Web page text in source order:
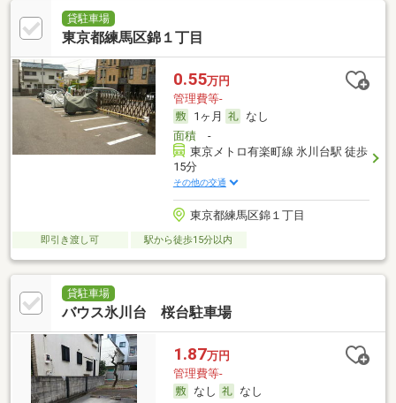
貸駐車場
東京都練馬区錦１丁目
0.55万円
管理費等-
1ヶ月
なし
面積-
東京メトロ有楽町線 氷川台駅 徒歩
15分
その他の交通
東京都練馬区錦１丁目
即引き渡し可 駅から徒歩15分以内
貸駐車場
バウス氷川台 桜台駐車場
1.87万円
管理費等-
なし
なし